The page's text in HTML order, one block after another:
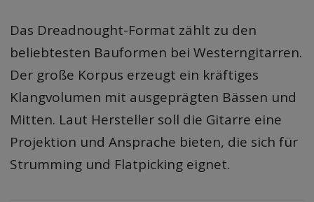
Das Dreadnought-Format zählt zu den
beliebtesten Bauformen bei Westerngitarren.
Der große Korpus erzeugt ein kräftiges
Klangvolumen mit ausgeprägten Bässen und
Mitten. Laut Hersteller soll die Gitarre eine
Projektion und Ansprache bieten, die sich für
Strumming und Flatpicking eignet.